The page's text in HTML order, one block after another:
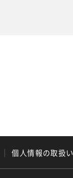
｜ 個人情報の取扱い